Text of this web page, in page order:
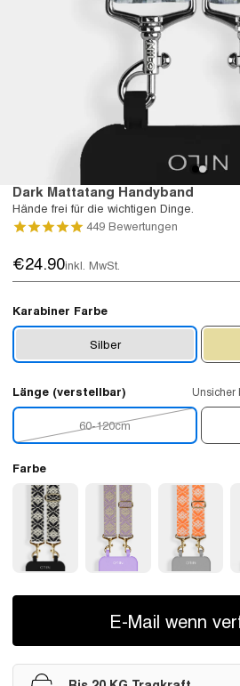
Dark Mattatang Handyband
Hände frei für die wichtigen Dinge.
449 Bewertungen
€24.90inkl. MwSt.
Länge (verstellbar) Unsicher
60-120cm
Karabiner Farbe
Silber
Farbe
E-Mail wenn